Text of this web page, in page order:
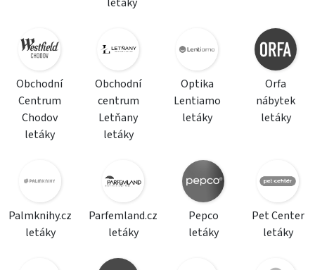
Obchodní
Centrum
Chodov
letáky
Obchodní
centrum
Letňany
letáky
Optika
Lentiamo
letáky
Orfa
nábytek
letáky
Palmknihy.cz
letáky
Parfemland.cz
letáky
Pepco
letáky
Pet Center
letáky